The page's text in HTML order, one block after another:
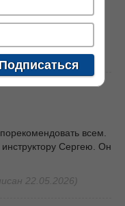
материалы,
темы. В целом
ценен.
всем.
Сергею. Он
22.05.2026)
Подписаться